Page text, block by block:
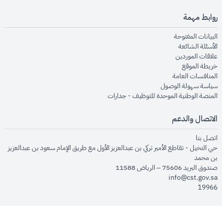
روابط مهمة
البيانات المفتوحةopens in new window
الأسئلة الشائعةopens in new window
علاقات الموردينopens in new window
خريطة الموقعopens in new window
المنافسات العامةopens in new window
سياسة سهولة الوصولopens in new window
المنصة الوطنية الموحدة للتوظيف - جداراتopens in new window
الاتصال والدعم
اتصل بنا
حي النخيل - تقاطع الأمير تركي بن عبدالعزيز الأول مع طريق الإمام سعود بن عبدالعزيز
بن محمد
صندوق البريد 75606 – الرياض 11588
info@cst.gov.sa
19966